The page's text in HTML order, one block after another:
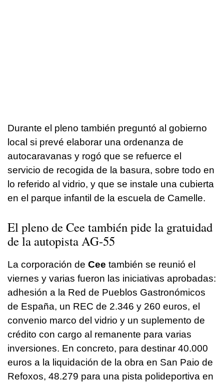
Durante el pleno también preguntó al gobierno
local si prevé elaborar una ordenanza de
autocaravanas y rogó que se refuerce el
servicio de recogida de la basura, sobre todo en
lo referido al vidrio, y que se instale una cubierta
en el parque infantil de la escuela de Camelle.
El pleno de Cee también pide la gratuidad
de la autopista AG-55
La corporación de Cee también se reunió el
viernes y varias fueron las iniciativas aprobadas:
adhesión a la Red de Pueblos Gastronómicos
de España, un REC de 2.346 y 260 euros, el
convenio marco del vidrio y un suplemento de
crédito con cargo al remanente para varias
inversiones. En concreto, para destinar 40.000
euros a la liquidación de la obra en San Paio de
Refoxos, 48.279 para una pista polideportiva en